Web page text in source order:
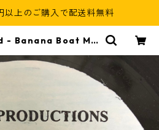
上のご購入で配送料無料
- Banana Boat Ma